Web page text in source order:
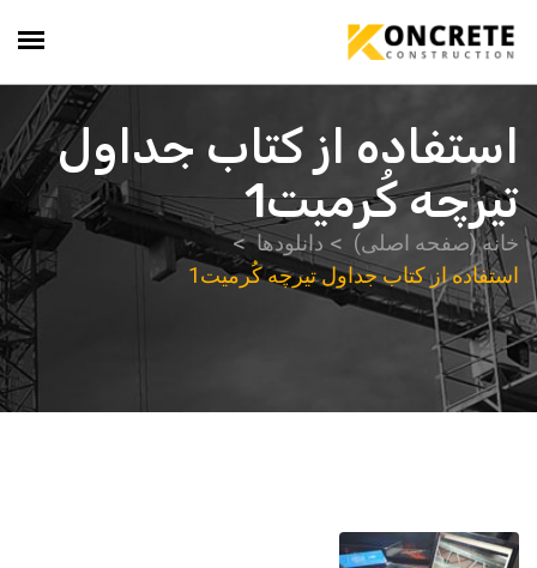
استفاده از کتاب جداول
تیرچه کُرمیت1
خانه (صفحه اصلی)
دانلودها
استفاده از کتاب جداول تیرچه کُرمیت1